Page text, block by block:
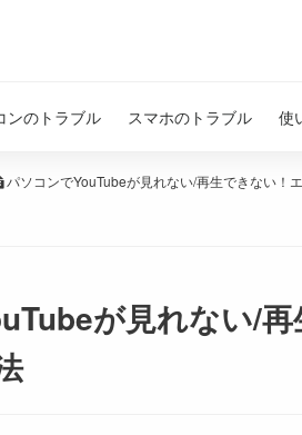
ンのトラブル スマホのトラブル 使
パソコンでYouTubeが見れない/再生できない！
が見れない/